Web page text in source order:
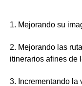
1. Mejorando su
2. Mejorando las
itinerarios afines de
3. Incrementando